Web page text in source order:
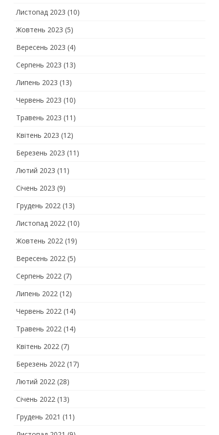
Листопад 2023 (10)
Жовтень 2023 (5)
Вересень 2023 (4)
Серпень 2023 (13)
Липень 2023 (13)
Червень 2023 (10)
Травень 2023 (11)
Квітень 2023 (12)
Березень 2023 (11)
Лютий 2023 (11)
Січень 2023 (9)
Грудень 2022 (13)
Листопад 2022 (10)
Жовтень 2022 (19)
Вересень 2022 (5)
Серпень 2022 (7)
Липень 2022 (12)
Червень 2022 (14)
Травень 2022 (14)
Квітень 2022 (7)
Березень 2022 (17)
Лютий 2022 (28)
Січень 2022 (13)
Грудень 2021 (11)